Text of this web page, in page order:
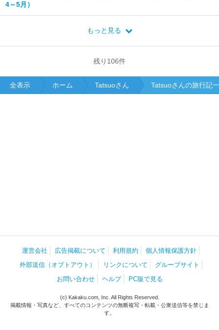
4～5月）
もっと見る
残り 106件
全表示 ホーム Tatsuoさん Tatsuoさんの旅行記
運営会社 広告掲載について 利用規約
個人情報保護方針
外部送信（オプトアウト）
リンクについて
グループサイト
お問い合わせ
ヘルプ PC版で見る
(c) Kakaku.com, Inc. All Rights Reserved.
掲載情報・写真など、すべてのコンテンツの無断複写・転載・公衆送信等を禁じま
す。